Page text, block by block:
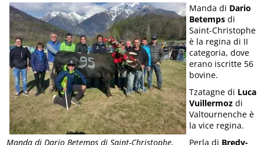
Manda di Dario Betemps di Saint-Christophe,
Manda di Dario
Betemps di
Saint-Christophe
è la regina di II
categoria, dove
erano iscritte 56
bovine.
Tzatagne di Luca
Vuillermoz di
Valtournenche è
la vice regina.
Perla di Bredy-